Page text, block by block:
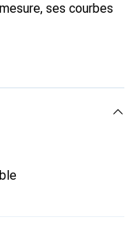
ses courbes
pour votre
est un choix